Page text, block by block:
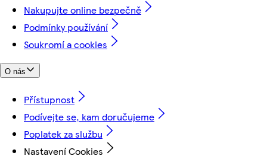
Nakupujte online bezpečně
Podmínky používání
Soukromí a cookies
O nás
Přístupnost
Podívejte se, kam doručujeme
Poplatek za službu
Nastavení Cookies